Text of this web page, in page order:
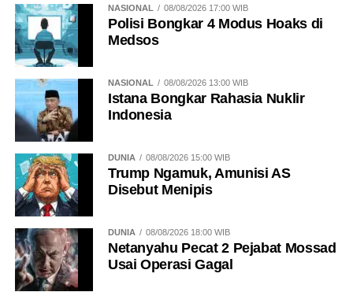
NASIONAL 08/08/2026 17:00 WIB
Polisi Bongkar 4 Modus Hoaks di
Medsos
NASIONAL 08/08/2026 13:00 WIB
Istana Bongkar Rahasia Nuklir
Indonesia
DUNIA 08/08/2026 15:00 WIB
Trump Ngamuk, Amunisi AS
Disebut Menipis
DUNIA 08/08/2026 18:00 WIB
Netanyahu Pecat 2 Pejabat Mossad
Usai Operasi Gagal